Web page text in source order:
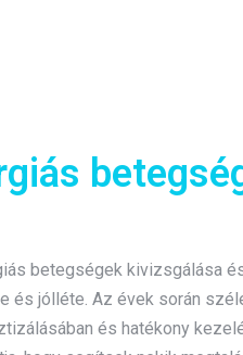
betegségek kivizsgálása
és jólléte. Az évek során
és hatékony